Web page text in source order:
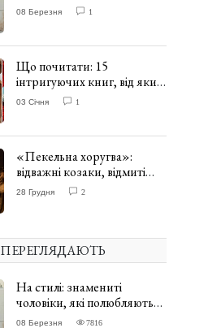
одягати сукні. ФОТО
08 Березня 1
Що почитати: 15
інтригуючих книг, від яких
важко відірватись. ФОТО
03 Січня 1
«Пекельна хоругва»:
відважні козаки, відмиті
чорти та відчайдушний
28 Грудня 2
ПЕРЕГЛЯДАЮТЬ
На стилі: знамениті
чоловіки, які полюбляють
одягати сукні. ФОТО
08 Березня 7816